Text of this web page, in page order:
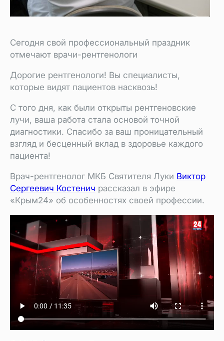
Сегодня свой профессиональный праздник
отмечают врачи-рентгенологи
Дорогие рентгенологи! Вы специалисты,
которые видят пациентов насквозь!
С того дня, как были открыты рентгеновские
лучи, ваша работа стала основой точной
диагностики. Спасибо за ваш проницательный
взгляд и бесценный вклад в здоровье каждого
пациента!
Врач-рентгенолог МКБ Святителя Луки Виктор
Сергеевич Костенич рассказал в эфире
«Крым24» об особенностях своей профессии.